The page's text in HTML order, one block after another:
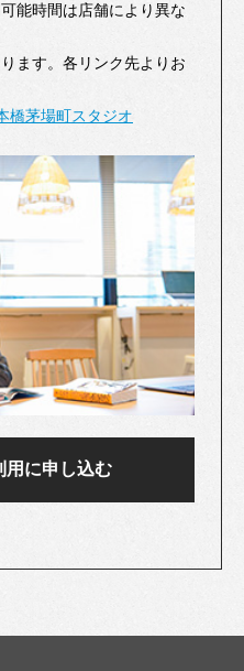
能時間は店舗により異な
ます。各リンク先よりお
橋茅場町スタジオ
用に申し込む